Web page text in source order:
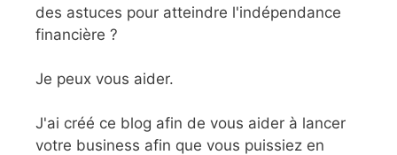
des astuces pour atteindre l'indépendance
financière ?
Je peux vous aider.
J'ai créé ce blog afin de vous aider à lancer
votre business afin que vous puissiez en